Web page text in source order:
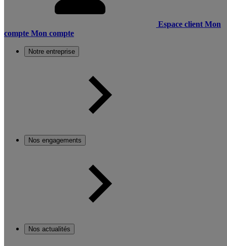
Espace client Mon
compte Mon compte
Notre entreprise
Nos engagements
Nos actualités